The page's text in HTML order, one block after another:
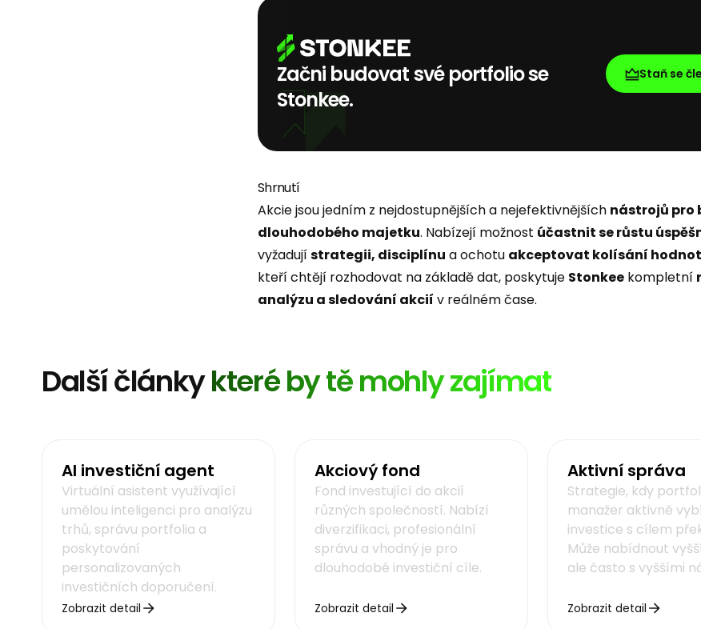
Začni budovat své portfolio se
Stonkee.
Staň se
Shrnutí
Akcie jsou jedním z nejdostupnějších a nejefektivnějších nástrojů pro
dlouhodobého majetku. Nabízejí možnost účastnit se růstu
vyžadujístrategii, disciplínu a ochotu akceptovat kolísání
kteří chtějí rozhodovat na základě dat, poskytuje Stonkee kompletní
analýzu a sledování akcií v reálném čase.
Další článkykteré by tě mohly zajímat
AI investiční agent
Virtuální asistent využívající
umělou inteligenci pro analýzu
trhů, správu portfolia a
poskytování
personalizovaných
investičních doporučení.
Zobrazit detail
Akciový fond
Fond investující do akcií
různých společností. Nabízí
diverzifikaci, profesionální
správu a vhodný je pro
dlouhodobé investiční cíle.
Zobrazit detail
Aktivní správa
Strategie, kdy
manažer aktivně
investice s cílem
Může nabídnout
ale často s vyššími
Zobrazit detail